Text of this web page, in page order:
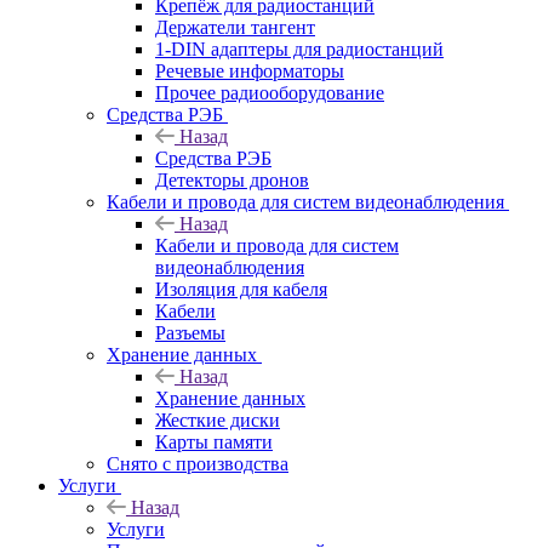
Крепёж для радиостанций
Держатели тангент
1-DIN адаптеры для радиостанций
Речевые информаторы
Прочее радиооборудование
Средства РЭБ
Назад
Средства РЭБ
Детекторы дронов
Кабели и провода для систем видеонаблюдения
Назад
Кабели и провода для систем
видеонаблюдения
Изоляция для кабеля
Кабели
Разъемы
Хранение данных
Назад
Хранение данных
Жесткие диски
Карты памяти
Снято с производства
Услуги
Назад
Услуги